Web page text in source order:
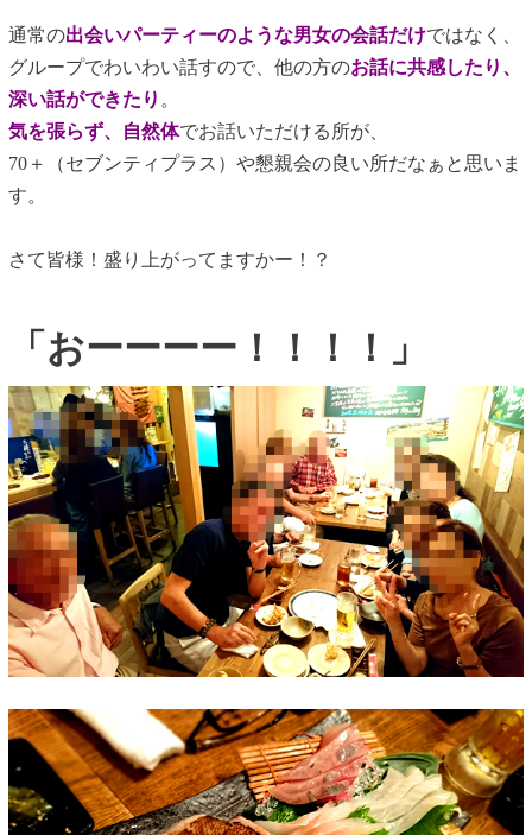
通常の出会いパーティーのような男女の会話だけではなく、
グループでわいわい話すので、他の方のお話に共感したり、
深い話ができたり 。
気を張らず、自然体でお話いただける所が、
70＋（セブンティプラス）や懇親会の良い所だなぁと思いま
す。
さて皆様！盛り上がってますかー！？
「おーーーー！！！！」